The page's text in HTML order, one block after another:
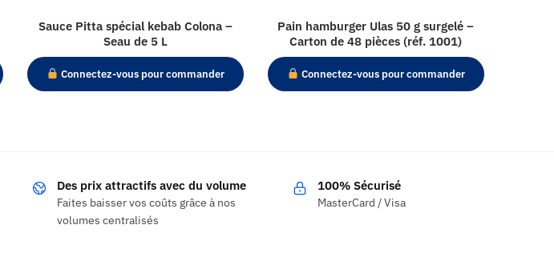
Sauce Pitta spécial kebab Colona –
Seau de 5 L
Connectez-vous pour commander
Pain hamburger Ulas 50 g surgelé –
Carton de 48 pièces (réf. 1001)
Connectez-vous pour commander
Des prix attractifs avec du volume
Faites baisser vos coûts grâce à nos
volumes centralisés
100% Sécurisé
MasterCard / Visa